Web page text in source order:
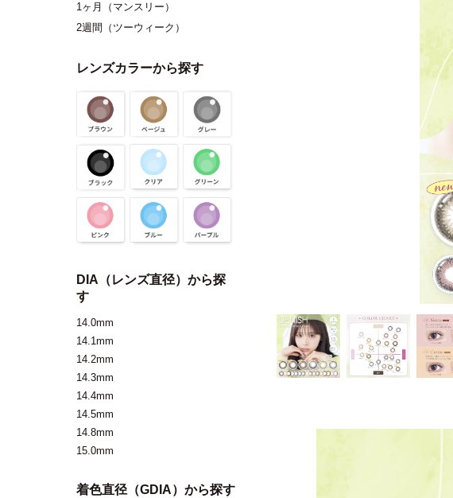
1ヶ月（マンスリー）
2週間（ツーウィーク）
レンズカラーから探す
DIA（レンズ直径）から探
す
14.0mm
14.1mm
14.2mm
14.3mm
14.4mm
14.5mm
14.8mm
15.0mm
着色直径（GDIA）から探す